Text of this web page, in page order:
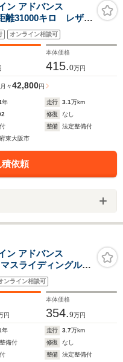
ン アドバンス
31000キロ レザー
ト ナビ オールア
ーター ETC ACC
ジアシスト
オンライン相談可
本体価格
415.0万円
月々42,800円
年 走行 3.1万km
修復
なし
整備
法定整備付
東大阪市
依頼
ン アドバンス
スライディングルー
システム オールイ
ントロール 純正ナ
3ゾーンエアコン
ンライン相談可
円
本体価格
354.9万円
年 走行 3.7万km
備付 修復
なし
整備
法定整備付